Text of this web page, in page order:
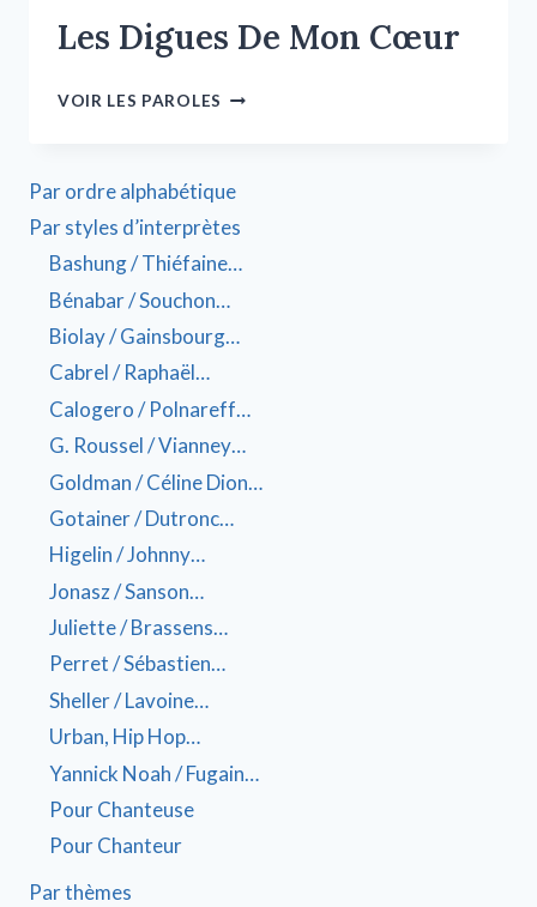
Les Digues De Mon Cœur
VOIR LES PAROLES
Par ordre alphabétique
Par styles d’interprètes
Bashung / Thiéfaine…
Bénabar / Souchon…
Biolay / Gainsbourg…
Cabrel / Raphaël…
Calogero / Polnareff…
G. Roussel / Vianney…
Goldman / Céline Dion…
Gotainer / Dutronc…
Higelin / Johnny…
Jonasz / Sanson…
Juliette / Brassens…
Perret / Sébastien…
Sheller / Lavoine…
Urban, Hip Hop…
Yannick Noah / Fugain…
Pour Chanteuse
Pour Chanteur
Par thèmes